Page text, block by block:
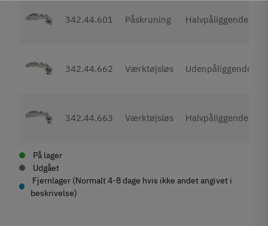
342.44.601 Påskruning Halvpåliggende
342.44.662 Værktøjsløs Udenpåliggende
342.44.663 Værktøjsløs Halvpåliggende
På lager
Udgået
Fjernlager (Normalt 4-8 dage hvis ikke andet angivet i
beskrivelse)